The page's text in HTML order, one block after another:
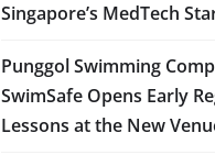
Singapore’s MedTech
Punggol Swimming
SwimSafe Opens Early
Lessons at the New